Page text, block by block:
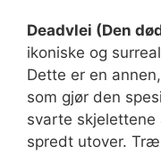
Deadvlei (Den
ikoniske og
Dette er en
som gjør den
svarte skjelettene
spredt utover.